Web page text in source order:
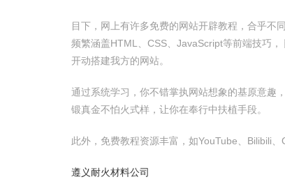
目下，网上有许多免费的网站开辟教程，合乎不
频繁涵盖HTML、CSS、JavaScript等前端技巧，
开动搭建我方的网站。
通过系统学习，你不错掌执网站想象的基原意趣，
锻真金不怕火式样，让你在奉行中扶植手段。
此外，免费教程资源丰富，如YouTube、Bilibili
遵义耐火材料公司